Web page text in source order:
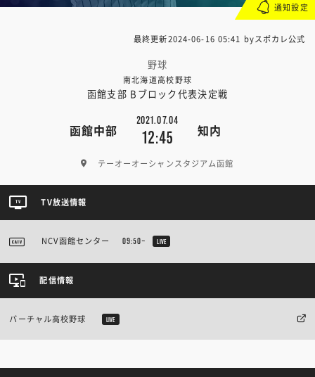
最終更新2024-06-16 05:41 byスポカレ公式
野球
南北海道高校野球
函館支部 Bブロック代表決定戦
函館中部
2021.07.04
12:45 知内
テーオーオーシャンスタジアム函館
通知設定
TV放送情報
NCV函館センター 09:50~ LIVE
配信情報
バーチャル高校野球 LIVE